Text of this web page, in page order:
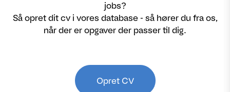
jobs?
Så opret dit cv i vores database - så hører du fra os,
når der er opgaver der passer til dig.
Opret CV